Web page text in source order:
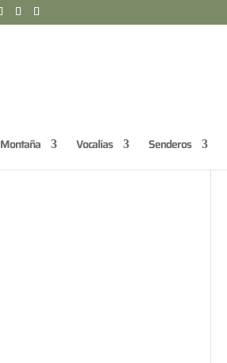
Montaña Vocalías Senderos